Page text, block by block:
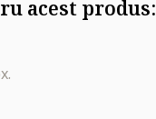
acest produs: